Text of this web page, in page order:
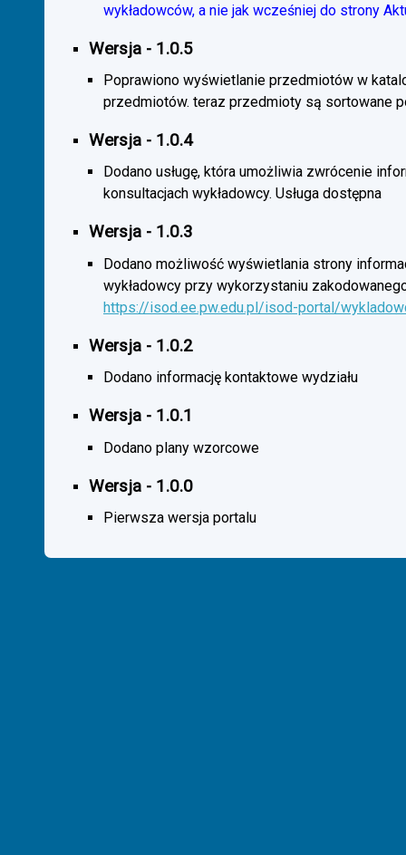
wykładowców, a nie jak wcześniej do strony
Wersja - 1.0.5
Poprawiono wyświetlanie przedmiotów w
przedmiotów. teraz przedmioty są sortowane
Wersja - 1.0.4
Dodano usługę, która umożliwia zwrócenie
konsultacjach wykładowcy. Usługa dostępna
Wersja - 1.0.3
Dodano możliwość wyświetlania strony
wykładowcy przy wykorzystaniu
https://isod.ee.pw.edu.pl/isod-portal/
Wersja - 1.0.2
Dodano informację kontaktowe wydziału
Wersja - 1.0.1
Dodano plany wzorcowe
Wersja - 1.0.0
Pierwsza wersja portalu